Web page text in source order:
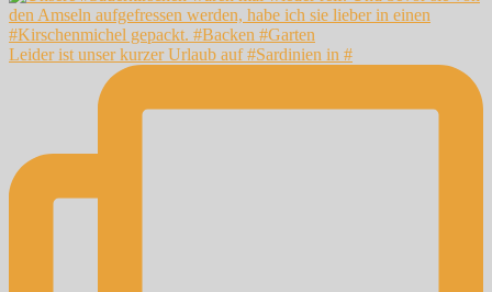
Leider ist unser kurzer Urlaub auf #Sardinien in #